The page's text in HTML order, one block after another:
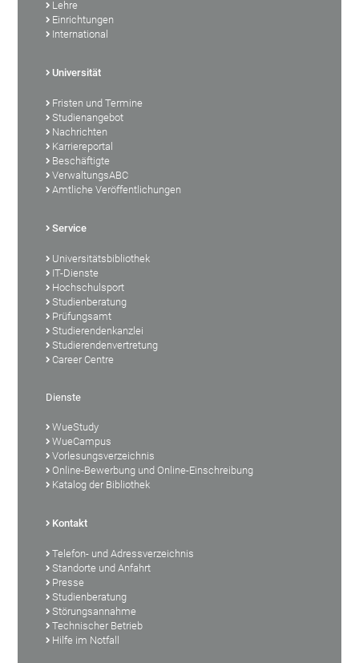
Lehre
Einrichtungen
International
Universität
Fristen und Termine
Studienangebot
Nachrichten
Karriereportal
Beschäftigte
VerwaltungsABC
Amtliche Veröffentlichungen
Service
Universitätsbibliothek
IT-Dienste
Hochschulsport
Studienberatung
Prüfungsamt
Studierendenkanzlei
Studierendenvertretung
Career Centre
Dienste
WueStudy
WueCampus
Vorlesungsverzeichnis
Online-Bewerbung und Online-Einschreibung
Katalog der Bibliothek
Kontakt
Telefon- und Adressverzeichnis
Standorte und Anfahrt
Presse
Studienberatung
Störungsannahme
Technischer Betrieb
Hilfe im Notfall